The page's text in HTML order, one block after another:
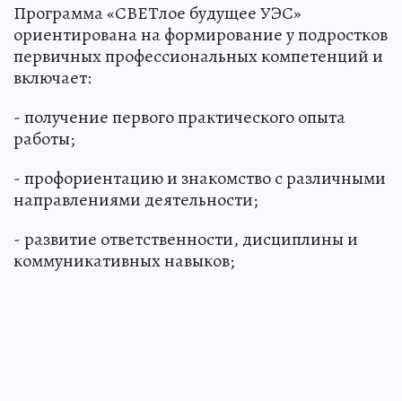
Программа «СВЕТлое будущее УЭС»
ориентирована на формирование у подростков
первичных профессиональных компетенций и
включает:
- получение первого практического опыта
работы;
- профориентацию и знакомство с различными
направлениями деятельности;
- развитие ответственности, дисциплины и
коммуникативных навыков;